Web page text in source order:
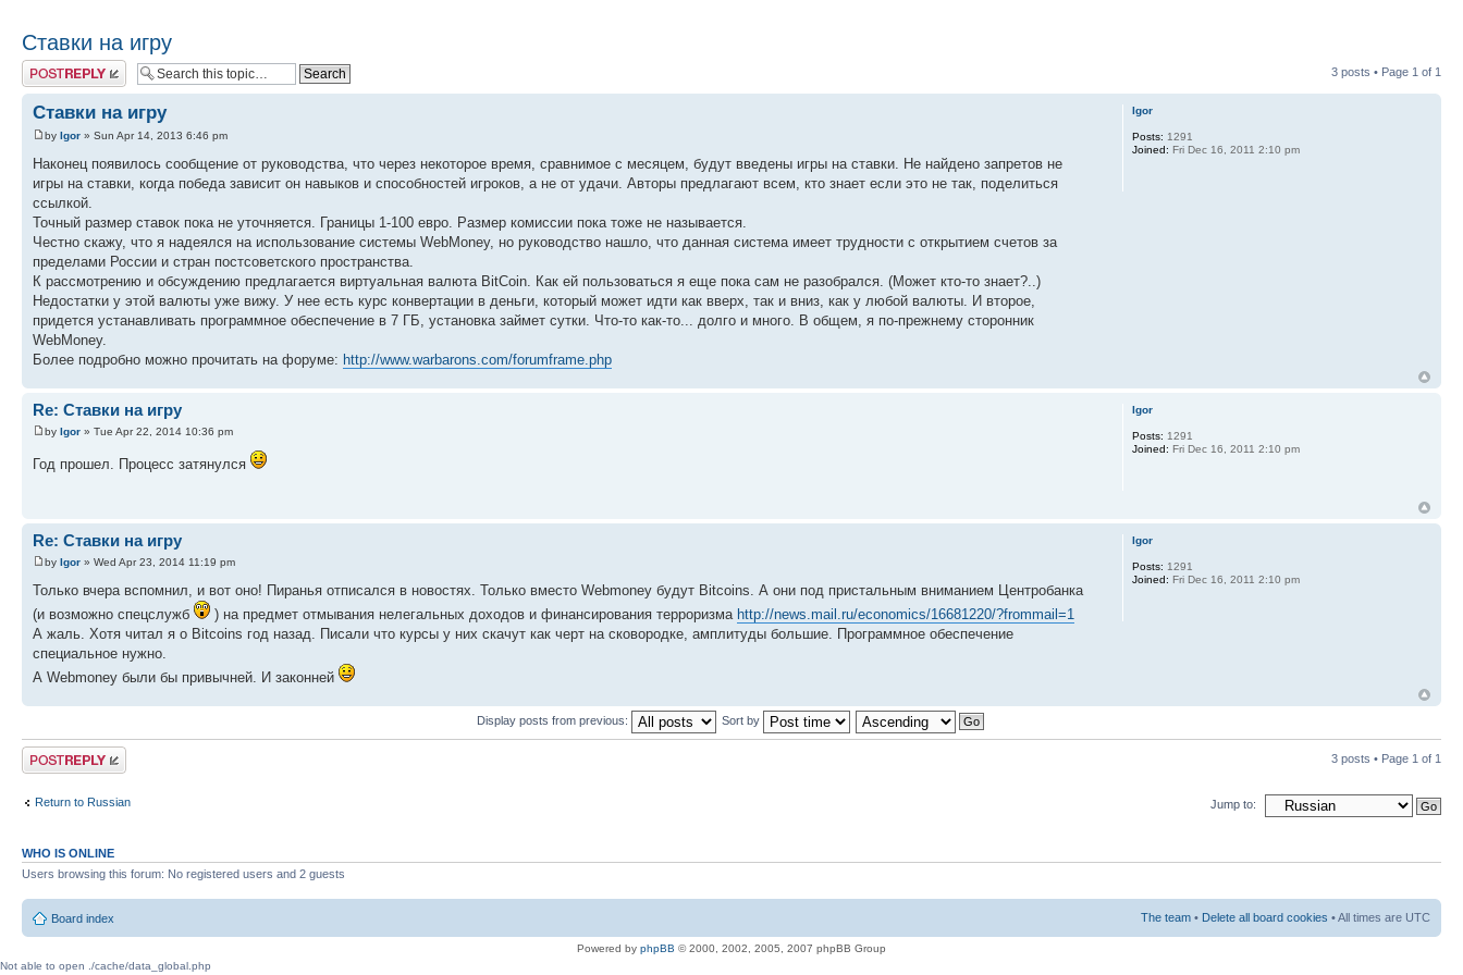
Ставки на игру
Post a reply 3 posts • Page 1 of 1
Ставки на игру
by Igor » Sun Apr 14, 2013 6:46 pm
Наконец появилось сообщение от руководства, что через некоторое время, сравнимое с месяцем, будут введены игры на ставки. Не найдено запретов не
игры на ставки, когда победа зависит он навыков и способностей игроков, а не от удачи. Авторы предлагают всем, кто знает если это не так, поделиться
ссылкой.
Точный размер ставок пока не уточняется. Границы 1-100 евро. Размер комиссии пока тоже не называется.
Честно скажу, что я надеялся на использование системы WebMoney, но руководство нашло, что данная система имеет трудности с открытием счетов за
пределами России и стран постсоветского пространства.
К рассмотрению и обсуждению предлагается виртуальная валюта BitCoin. Как ей пользоваться я еще пока сам не разобрался. (Может кто-то знает?..)
Недостатки у этой валюты уже вижу. У нее есть курс конвертации в деньги, который может идти как вверх, так и вниз, как у любой валюты. И второе,
придется устанавливать программное обеспечение в 7 ГБ, установка займет сутки. Что-то как-то... долго и много. В общем, я по-прежнему сторонник
WebMoney.
Более подробно можно прочитать на форуме: http://www.warbarons.com/forumframe.php
Igor
Posts: 1291
Joined: Fri Dec 16, 2011 2:10 pm
Re: Ставки на игру
by Igor » Tue Apr 22, 2014 10:36 pm
Год прошел. Процесс затянулся
Igor
Posts: 1291
Joined: Fri Dec 16, 2011 2:10 pm
Re: Ставки на игру
by Igor » Wed Apr 23, 2014 11:19 pm
Только вчера вспомнил, и вот оно! Пиранья отписался в новостях. Только вместо Webmoney будут Bitcoins. А они под пристальным вниманием Центробанка
(и возможно спецслужб
) на предмет отмывания нелегальных доходов и финансирования терроризма http://news.mail.ru/economics/16681220/?frommail=1
А жаль. Хотя читал я о Bitcoins год назад. Писали что курсы у них скачут как черт на сковородке, амплитуды большие. Программное обеспечение
специальное нужно.
А Webmoney были бы привычней. И законней
Igor
Posts: 1291
Joined: Fri Dec 16, 2011 2:10 pm
Display posts from previous: Sort by
Post a reply 3 posts • Page 1 of 1
Return to Russian Jump to:
WHO IS ONLINE
Users browsing this forum: No registered users and 2 guests
Board index The team • Delete all board cookies • All times are UTC
Powered by phpBB © 2000, 2002, 2005, 2007 phpBB Group
Not able to open ./cache/data_global.php